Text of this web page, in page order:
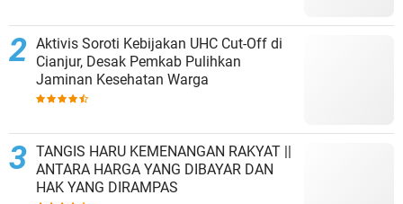
Aktivis Soroti Kebijakan UHC Cut-Off di
Cianjur, Desak Pemkab Pulihkan
Jaminan Kesehatan Warga
TANGIS HARU KEMENANGAN RAKYAT ||
ANTARA HARGA YANG DIBAYAR DAN
HAK YANG DIRAMPAS